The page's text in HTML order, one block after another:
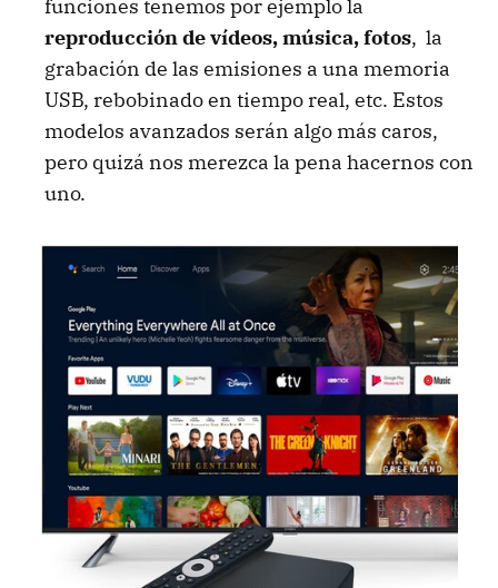
funciones tenemos por ejemplo la
reproducción de vídeos, música, fotos, la
grabación de las emisiones a una memoria
USB, rebobinado en tiempo real, etc. Estos
modelos avanzados serán algo más caros,
pero quizá nos merezca la pena hacernos con
uno.